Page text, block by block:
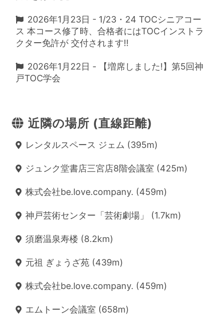
2026年1月23日 - 1/23・24 TOCシニアコー
ス 本コース修了時、合格者にはTOCインストラ
クター免許が 交付されます!!
2026年1月22日 - 【増席しました!】第5回神
戸TOC学会
近隣の場所 (直線距離)
レンタルスペース ジェム (395m)
ジュンク堂書店三宮店8階会議室 (425m)
株式会社be.love.company. (459m)
神戸芸術センター「芸術劇場」 (1.7km)
須磨温泉寿楼 (8.2km)
元祖 ぎょうざ苑 (439m)
株式会社be.love.company. (459m)
エムトーン会議室 (658m)